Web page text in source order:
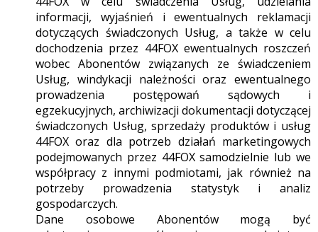
informacji, wyjaśnień i ewentualnych reklamacji
dotyczących świadczonych Usług, a także w celu
dochodzenia przez 44FOX ewentualnych roszczeń
wobec Abonentów związanych ze świadczeniem
Usług, windykacji należności oraz ewentualnego
prowadzenia postępowań sądowych i
egzekucyjnych, archiwizacji dokumentacji dotyczącej
świadczonych Usług, sprzedaży produktów i usług
44FOX oraz dla potrzeb działań marketingowych
podejmowanych przez 44FOX samodzielnie lub we
współpracy z innymi podmiotami, jak również na
potrzeby prowadzenia statystyk i analiz
gospodarczych.
Dane osobowe Abonentów mogą być